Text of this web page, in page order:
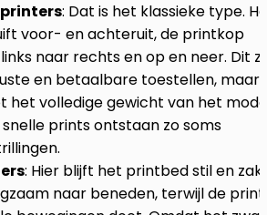
: Dat is het klassieke type.
voor- en achteruit, de printkop
naar rechts en op en neer. Dit
en betaalbare toestellen, maar
het volledige gewicht van het
prints ontstaan zo soms
: Hier blijft het printbed stil en
naar beneden, terwijl de